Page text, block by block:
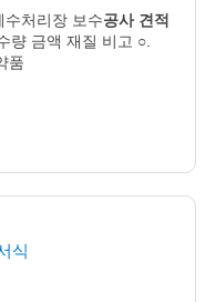
수처리장 보수공사 견적
량 금액 재질 비고 ○.
품
식